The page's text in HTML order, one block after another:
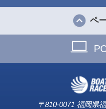
ペ
〒810-0071 福岡県